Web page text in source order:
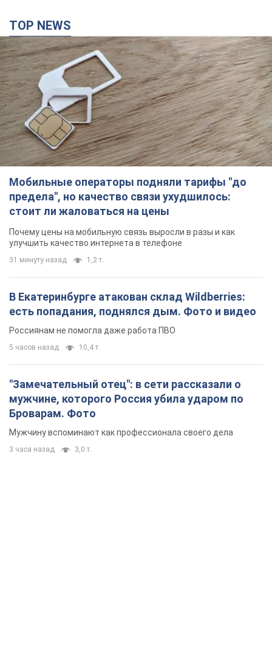
TOP NEWS
Мобильные операторы подняли тарифы "до
предела", но качество связи ухудшилось:
стоит ли жаловаться на цены
Почему цены на мобильную связь выросли в разы и как
улучшить качество интернета в телефоне
31 минуту назад 1,2 т.
В Екатеринбурге атакован склад Wildberries:
есть попадания, поднялся дым. Фото и видео
Россиянам не помогла даже работа ПВО
5 часов назад 10,4 т.
"Замечательный отец": в сети рассказали о
мужчине, которого Россия убила ударом по
Броварам. Фото
Мужчину вспоминают как профессионала своего дела
3 часа назад 3,0 т.